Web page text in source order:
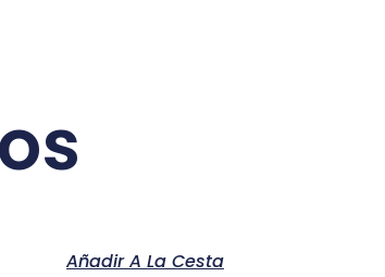
Añadir A La Cesta